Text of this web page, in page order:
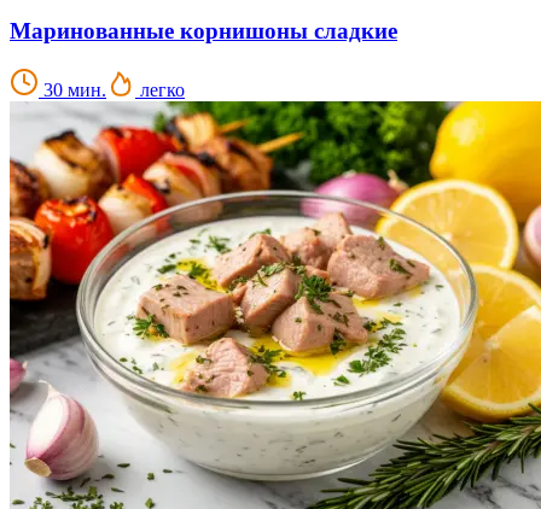
Маринованные корнишоны сладкие
30 мин. легко